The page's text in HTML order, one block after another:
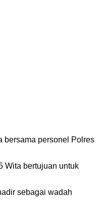
bersama personel Polres
Wita bertujuan untuk
sebagai wadah